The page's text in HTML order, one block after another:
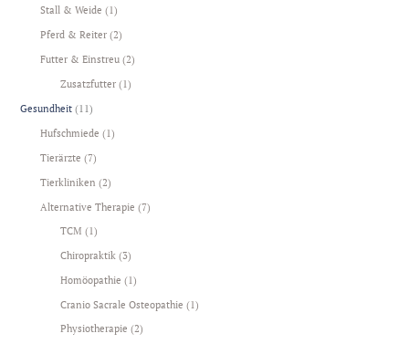
Stall & Weide (1)
Pferd & Reiter (2)
Futter & Einstreu (2)
Zusatzfutter (1)
Gesundheit (11)
Hufschmiede (1)
Tierärzte (7)
Tierkliniken (2)
Alternative Therapie (7)
TCM (1)
Chiropraktik (3)
Homöopathie (1)
Cranio Sacrale Osteopathie (1)
Physiotherapie (2)